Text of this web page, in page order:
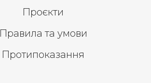
Проєкти
Правила та умови
Протипоказання